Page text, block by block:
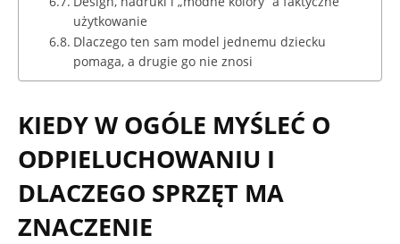
użytkowanie
Dlaczego ten sam model jednemu dziecku
pomaga, a drugie go nie znosi
KIEDY W OGÓLE MYŚLEĆ O
ODPIELUCHOWANIU I
DLACZEGO SPRZĘT MA
ZNACZENIE